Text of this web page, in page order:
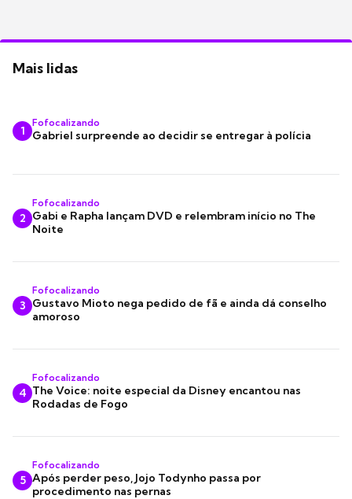
Mais lidas
1
Fofocalizando
Gabriel surpreende ao decidir se entregar à polícia
2
Fofocalizando
Gabi e Rapha lançam DVD e relembram início no The
Noite
3
Fofocalizando
Gustavo Mioto nega pedido de fã e ainda dá conselho
amoroso
4
Fofocalizando
The Voice: noite especial da Disney encantou nas
Rodadas de Fogo
5
Fofocalizando
Após perder peso, Jojo Todynho passa por
procedimento nas pernas